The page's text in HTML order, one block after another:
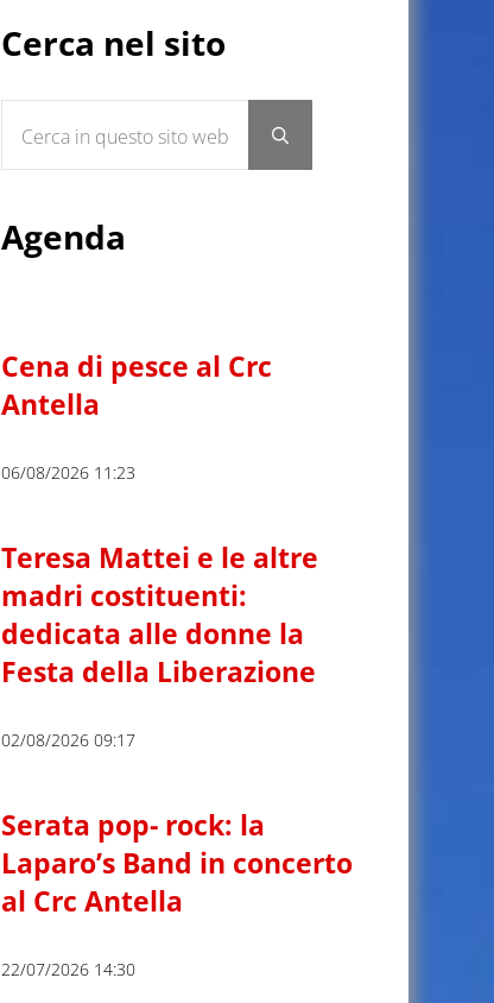
Cerca nel sito
Submit search
Agenda
Cena di pesce al Crc
Antella
06/08/2026 11:23
Teresa Mattei e le altre
madri costituenti:
dedicata alle donne la
Festa della Liberazione
02/08/2026 09:17
Serata pop- rock: la
Laparo’s Band in concerto
al Crc Antella
22/07/2026 14:30